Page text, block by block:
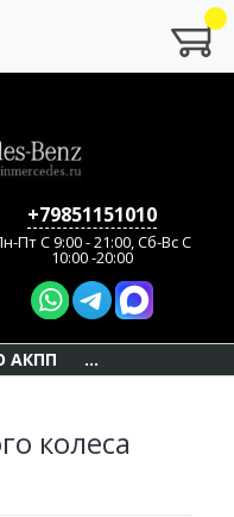
+79851151010
Пт C 9:00 - 21:00, Сб-Вс С
10:00 -20:00
АКПП ...
колеса